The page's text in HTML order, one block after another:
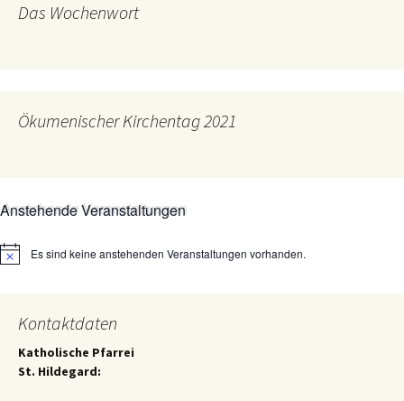
Das Wochenwort
Ökumenischer Kirchentag 2021
Anstehende Veranstaltungen
HinweisEs sind keine anstehenden Veranstaltungen vorhanden.
Kontaktdaten
Katholische Pfarrei
St. Hildegard: